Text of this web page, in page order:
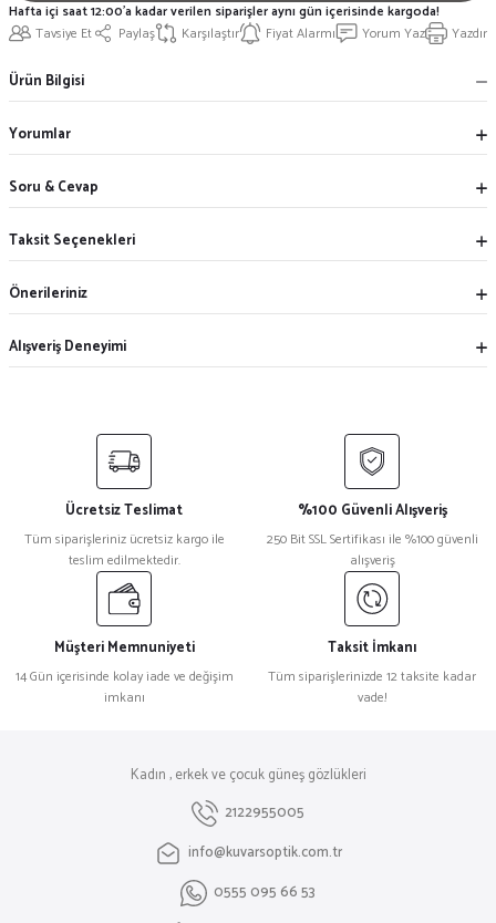
Tavsiye Et Paylaş Karşılaştır Fiyat Alarmı Yorum Yaz Yazdır
Hafta içi saat 12:00'a kadar verilen siparişler aynı gün içerisinde kargoda!
Ürün Bilgisi
Yorumlar
Soru & Cevap
Taksit Seçenekleri
Önerileriniz
Alışveriş Deneyimi
Ücretsiz Teslimat
Tüm siparişleriniz ücretsiz kargo ile
teslim edilmektedir.
%100 Güvenli Alışveriş
250 Bit SSL Sertifikası ile %100 güvenli
alışveriş
Müşteri Memnuniyeti
14 Gün içerisinde kolay iade ve değişim
imkanı
Taksit İmkanı
Tüm siparişlerinizde 12 taksite kadar
vade!
Kadın , erkek ve çocuk güneş gözlükleri
2122955005
info@kuvarsoptik.com.tr
0555 095 66 53